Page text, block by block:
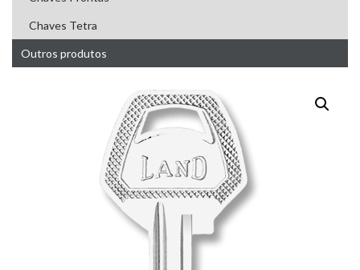
Chaves Tetra
Outros produtos